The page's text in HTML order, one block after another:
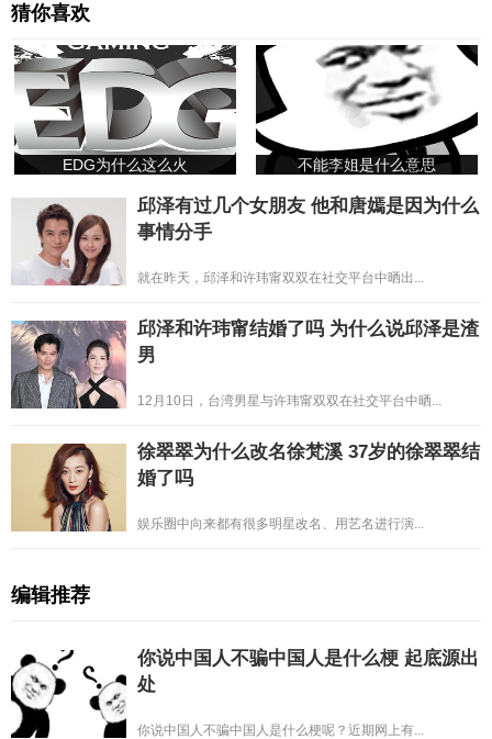
猜你喜欢
EDG为什么这么火 不能李姐是什么意思
邱泽有过几个女朋友 他和唐嫣是因为什么
事情分手
就在昨天，邱泽和许玮甯双双在社交平台中晒出...
邱泽和许玮甯结婚了吗 为什么说邱泽是渣
男
12月10日，台湾男星与许玮甯双双在社交平台中晒...
徐翠翠为什么改名徐梵溪 37岁的徐翠翠结
婚了吗
娱乐圈中向来都有很多明星改名、用艺名进行演...
编辑推荐
你说中国人不骗中国人是什么梗 起底源出
处
你说中国人不骗中国人是什么梗呢？近期网上有...